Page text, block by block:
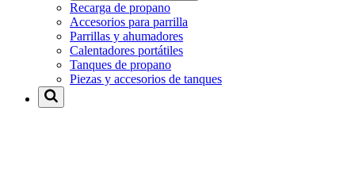
Recarga de propano
Accesorios para parrilla
Parrillas y ahumadores
Calentadores portátiles
Tanques de propano
Piezas y accesorios de tanques